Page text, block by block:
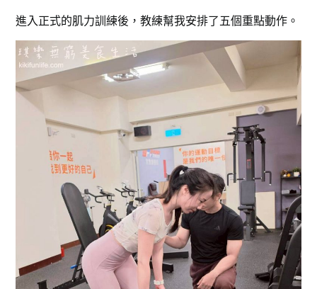
進入正式的肌力訓練後，教練幫我安排了五個重點動作。